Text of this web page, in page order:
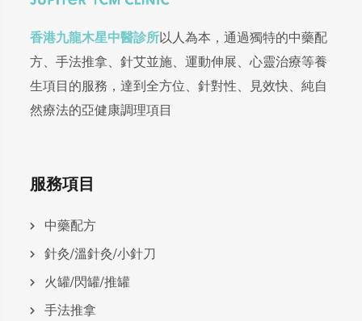
香港九龍木星中醫診所以人為本，通過獨特的中藥配
方、手法推拿、針艾並施、運動伸展、心靈治療等養
生項目的服務，達到全方位、針對性、見效快、純自
然療法的亞健康調理項目
服務項目
中藥配方
針灸/溫針灸/小針刀
火罐/閃罐/推罐
手法推拿